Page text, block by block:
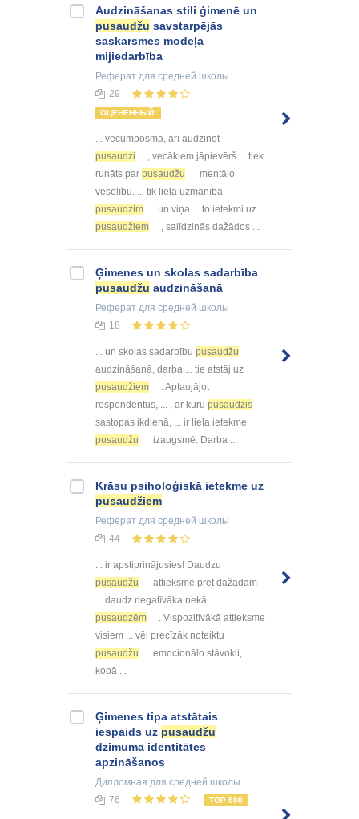
Audzināšanas stili ģimenē un
pusaudžu savstarpējās
saskarsmes modeļa
mijiedarbība
Реферат для средней школы
29
ОЦЕНЕННЫЙ!
... vecumposmā, arī audzinot
pusaudzi
, vecākiem jāpievērš ... tiek
runāts par pusaudžu
mentālo
veselību. ... tik liela uzmanība
pusaudzim
un viņa ... to ietekmi uz
pusaudžiem
, salīdzinās dažādos ...
Ģimenes un skolas sadarbība
pusaudžu audzināšanā
Реферат для средней школы
18
... un skolas sadarbību pusaudžu
audzināšanā, darba ... tie atstāj uz
pusaudžiem
. Aptaujājot
respondentus, ... , ar kuru pusaudzis
sastopas ikdienā, ... ir liela ietekme
pusaudžu
izaugsmē. Darba ...
Krāsu psiholoģiskā ietekme uz
pusaudžiem
Реферат для средней школы
44
... ir apstiprinājusies! Daudzu
pusaudžu
attieksme pret dažādām
... daudz negatīvāka nekā
pusaudzēm
. Vispozitīvākā attieksme
visiem ... vēl precīzāk noteiktu
pusaudžu
emocionālo stāvokli,
kopā ...
Ģimenes tipa atstātais
iespaids uz pusaudžu
dzimuma identitātes
apzināšanos
Дипломная для средней школы
76
TOP 500